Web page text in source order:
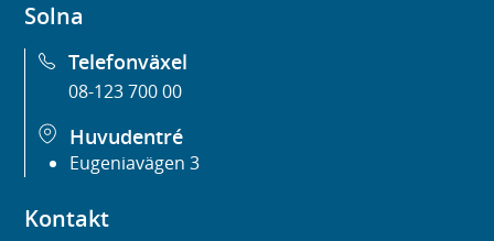
Solna
Telefonväxel
08-123 700 00
Huvudentré
Eugeniavägen 3
Kontakt